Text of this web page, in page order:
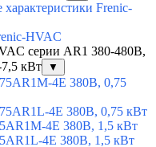
характеристики Frenic-
HVAC
серии AR1 380-480В,
кВт
▼
4E 380В, 0,75
4E 380В, 0,75 кВт
4E 380В, 1,5 кВт
4E 380В, 1,5 кВт